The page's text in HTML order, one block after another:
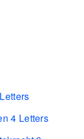
4 Letters